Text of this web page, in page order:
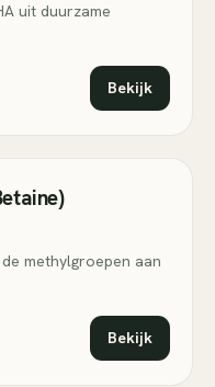
uit duurzame
Bekijk
methylgroepen aan
Bekijk